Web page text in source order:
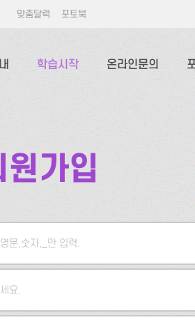
맞춤달력 포토북
학습시작 온라인문의
원가입
문,숫자,_만 입력.
요.
요.